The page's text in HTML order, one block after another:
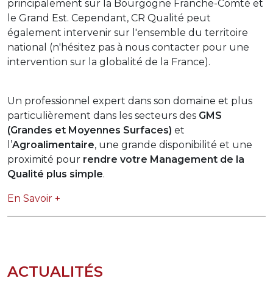
principalement sur la Bourgogne Franche-Comté et
le Grand Est. Cependant, CR Qualité peut
également intervenir sur l'ensemble du territoire
national (n'hésitez pas à nous contacter pour une
intervention sur la globalité de la France).
Un professionnel expert dans son domaine et plus
particulièrement dans les secteurs des GMS
(Grandes et Moyennes Surfaces) et
l’Agroalimentaire, une grande disponibilité et une
proximité pour rendre votre Management de la
Qualité plus simple.
En Savoir +
ACTUALITÉS